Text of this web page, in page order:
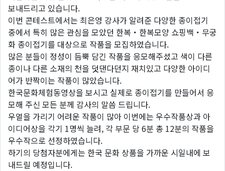
보내드리고 있습니다.
이번 콘테스트에서는 최은영 강사가 알려준 다양한 종이접기
중에서 특히 많은 관심을 모았던 한복・한복모양 쇼핑백・무궁
화 종이접기를 대상으로 작품을 모집하였습니다.
많은 분들이 정성이 듬뿍 담긴 작품을 응모해주셨고 색이 다른
종이나 다른 소재의 천을 덧댄다던지 재치있고 다양한 아이디
어가 반짝이는 작품이 많았습니다.
한국문화체험동영상을 보시고 실제로 종이접기를 만들어서 응
모해 주신 모든 분께 감사의 말씀 드립니다.
우열을 가리기 어려운 작품이 많아 이번에는 우수작품상과 아
이디어상을 각기 1명씩 늘려, 각 부문 당 6분 총 12분의 작품을
우수작으로 선정하였습니다.
하기의 당첨자분에게는 한국 문화 상품을 가까운 시일내에 보
내드릴 예정입니다.